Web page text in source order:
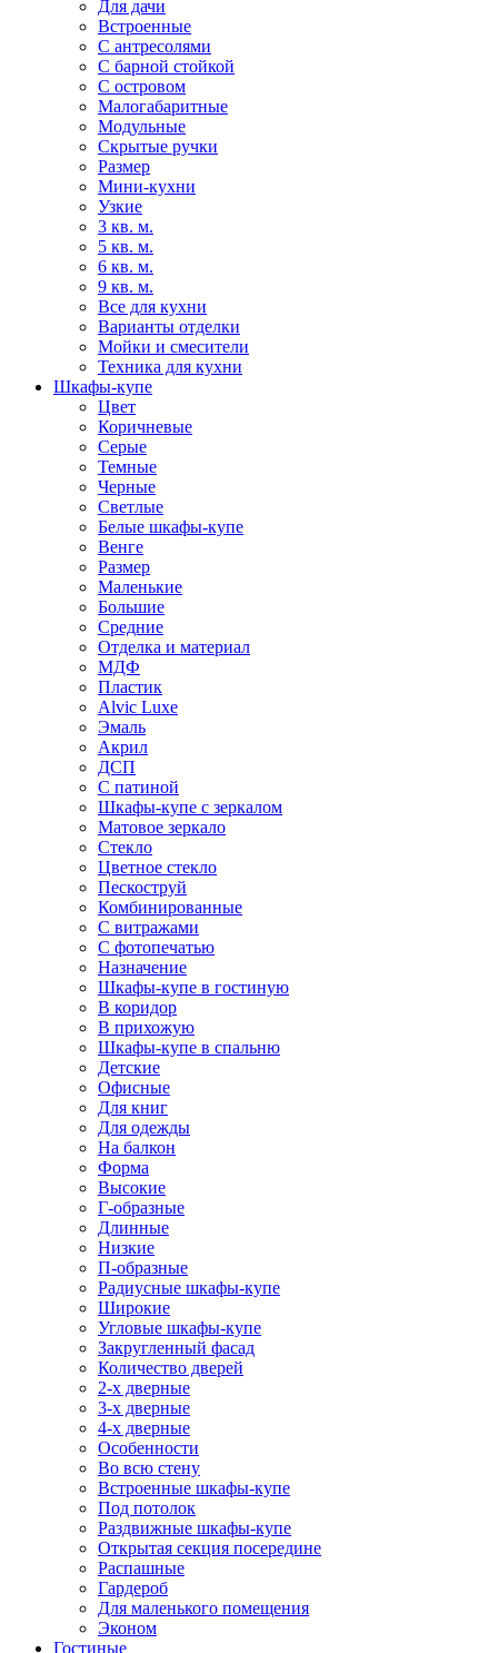
Для дачи
Встроенные
С антресолями
С барной стойкой
С островом
Малогабаритные
Модульные
Скрытые ручки
Размер
Мини-кухни
Узкие
3 кв. м.
5 кв. м.
6 кв. м.
9 кв. м.
Все для кухни
Варианты отделки
Мойки и смесители
Техника для кухни
Шкафы-купе
Цвет
Коричневые
Серые
Темные
Черные
Светлые
Белые шкафы-купе
Венге
Размер
Маленькие
Большие
Средние
Отделка и материал
МДФ
Пластик
Alvic Luxe
Эмаль
Акрил
ДСП
С патиной
Шкафы-купе с зеркалом
Матовое зеркало
Стекло
Цветное стекло
Пескоструй
Комбинированные
С витражами
С фотопечатью
Назначение
Шкафы-купе в гостиную
В коридор
В прихожую
Шкафы-купе в спальню
Детские
Офисные
Для книг
Для одежды
На балкон
Форма
Высокие
Г-образные
Длинные
Низкие
П-образные
Радиусные шкафы-купе
Широкие
Угловые шкафы-купе
Закругленный фасад
Количество дверей
2-х дверные
3-х дверные
4-х дверные
Особенности
Во всю стену
Встроенные шкафы-купе
Под потолок
Раздвижные шкафы-купе
Открытая секция посередине
Распашные
Гардероб
Для маленького помещения
Эконом
Гостиные